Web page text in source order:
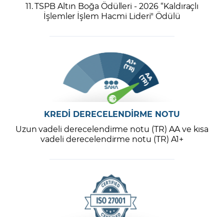
11. TSPB Altın Boğa Ödülleri - 2026 “Kaldıraçlı
İşlemler İşlem Hacmi Lideri" Ödülü
KREDİ DERECELENDİRME NOTU
Uzun vadeli derecelendirme notu (TR) AA ve kısa
vadeli derecelendirme notu (TR) A1+